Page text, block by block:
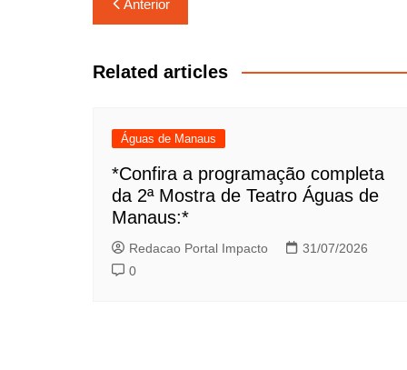
de
Post
Anterior
Related articles
Águas de Manaus
*Confira a programação completa
da 2ª Mostra de Teatro Águas de
Manaus:*
Redacao Portal Impacto
31/07/2026
0